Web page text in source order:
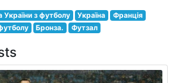
України з футболу Україна
Франція
Бронза. Футзал